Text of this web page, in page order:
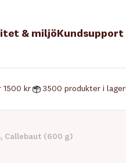
& miljö Kundsupport
1500 kr 3500 produkter i lager
Callebaut (600 g)